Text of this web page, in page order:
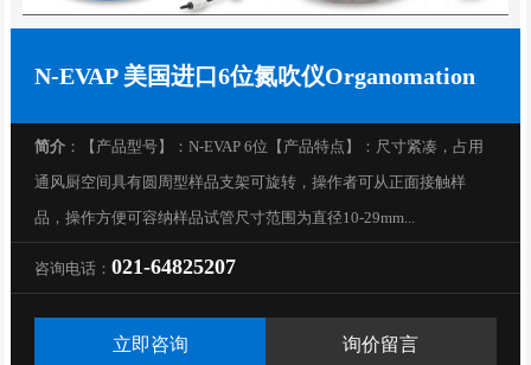
N-EVAP 美国进口6位氮吹仪Organomation
简介 ：【产品型号】：N-EVAP 6位【产品特点】：尺寸紧凑，占用
通风厨空间具有圆周型样品支架可旋转，操作者可从正面接触样
品，操作方便可容纳样品试管尺寸范围为直径10-29mm...
咨询电话：021-64825207
立即咨询 询价留言